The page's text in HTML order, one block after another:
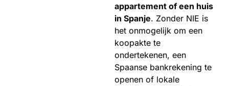
appartement of een huis
in Spanje. Zonder NIE is
het onmogelijk om een
koopakte te
ondertekenen, een
Spaanse bankrekening te
openen of lokale